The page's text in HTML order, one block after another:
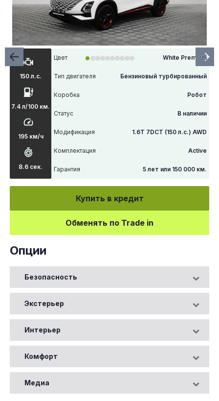
150 л.с.
7.4 л/100 км.
195 км/ч
8.6 сек.
Цвет White Premium
Тип двигателя Бензиновый турбированный
Коробка Робот
Статус В наличии
Модификация 1.6T 7DCT (150 л.с.) AWD
Комплектация Active
Гарантия 5 лет или 150 000 км.
Купить в кредит
Обменять по Trade in
Опции
Безопасность
Экстерьер
Интерьер
Комфорт
Медиа